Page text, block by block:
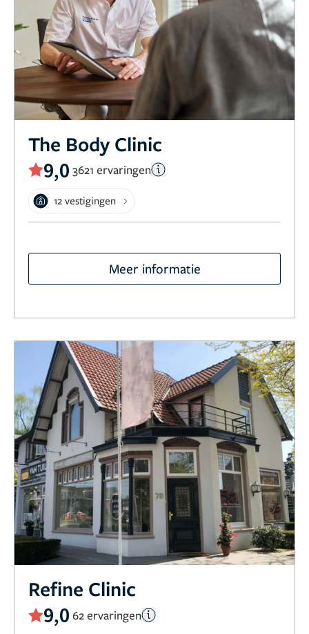
The Body Clinic
9,0 3621 ervaringen
12 vestigingen
Meer informatie
Refine Clinic
9,0 62 ervaringen